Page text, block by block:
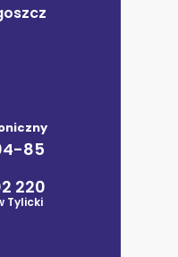
85
220
Tylicki